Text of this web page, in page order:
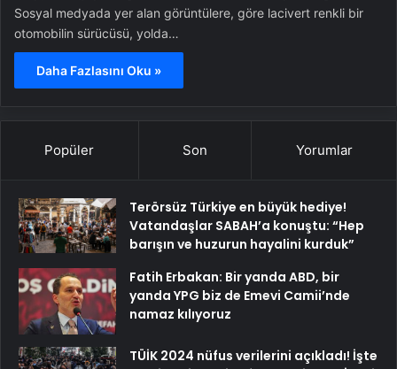
Sosyal medyada yer alan görüntülere, göre lacivert renkli bir
otomobilin sürücüsü, yolda…
Daha Fazlasını Oku »
Popüler Son Yorumlar
Terörsüz Türkiye en büyük hediye!
Vatandaşlar SABAH’a konuştu: “Hep
barışın ve huzurun hayalini kurduk”
Fatih Erbakan: Bir yanda ABD, bir
yanda YPG biz de Emevi Camii’nde
namaz kılıyoruz
TÜİK 2024 nüfus verilerini açıkladı! İşte